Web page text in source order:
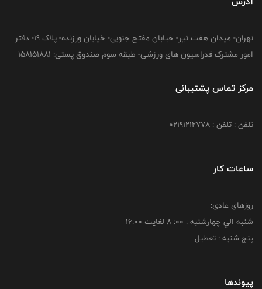
تهران- میدان هفت تیر- خیابان مفتح جنوبی- خیابان ورزنده- پلاک 19- دفتر
امور مشترک فدراسیون های ورزشی- طبقه سوم صندوق پستی: 158151881
مرکز تماس پشتیبانی
تلفن : تلفن : 02191212778
ساعات کار
روزهای عادی:
شنبه الي چهارشنبه : 00: 8 لغايت 16:00
پنج شنبه : تعطیل
پیوندها